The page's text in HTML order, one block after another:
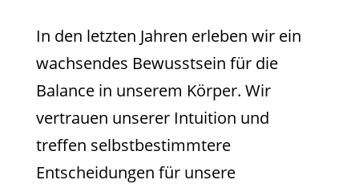
In den letzten Jahren erleben wir ein
wachsendes Bewusstsein für die
Balance in unserem Körper. Wir
vertrauen unserer Intuition und
treffen selbstbestimmtere
Entscheidungen für unsere